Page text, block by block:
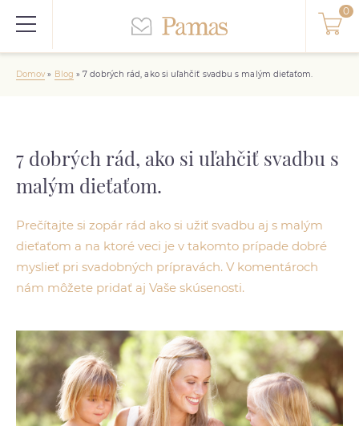
Domov» Blog »7 dobrých rád, ako si uľahčiť svadbu s malým dieťaťom.
7 dobrých rád, ako si uľahčiť svadbu s
malým dieťaťom.
Prečítajte si zopár rád ako si užiť svadbu aj s malým
dieťaťom a na ktoré veci je v takomto prípade dobré
myslieť pri svadobných prípravách. V komentároch
nám môžete pridať aj Vaše skúsenosti.